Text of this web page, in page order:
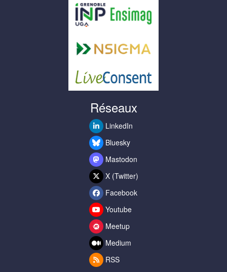
Réseaux
LinkedIn
Bluesky
Mastodon
X (Twitter)
Facebook
Youtube
Meetup
Medium
RSS